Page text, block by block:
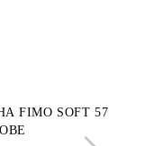
FIMO SOFT 57